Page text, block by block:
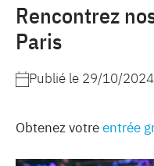
Rencontrez
Paris
Publié le 29/10/2024
Obtenez votreentrée